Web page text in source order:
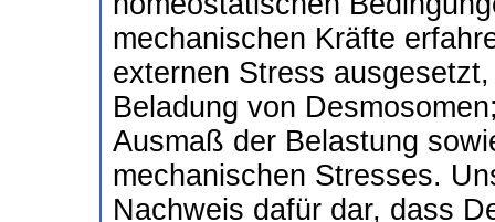
mechanischen Kräfte
externen Stress
Beladung von
Ausmaß der Belastung
mechanischen Stresses.
Nachweis dafür dar, dass